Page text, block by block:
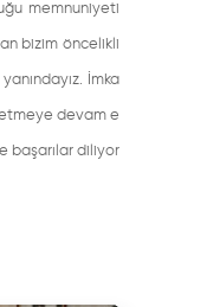
memnuniyeti
bizim öncelikli
İmka
etmeye devam e
başarılar diliyor